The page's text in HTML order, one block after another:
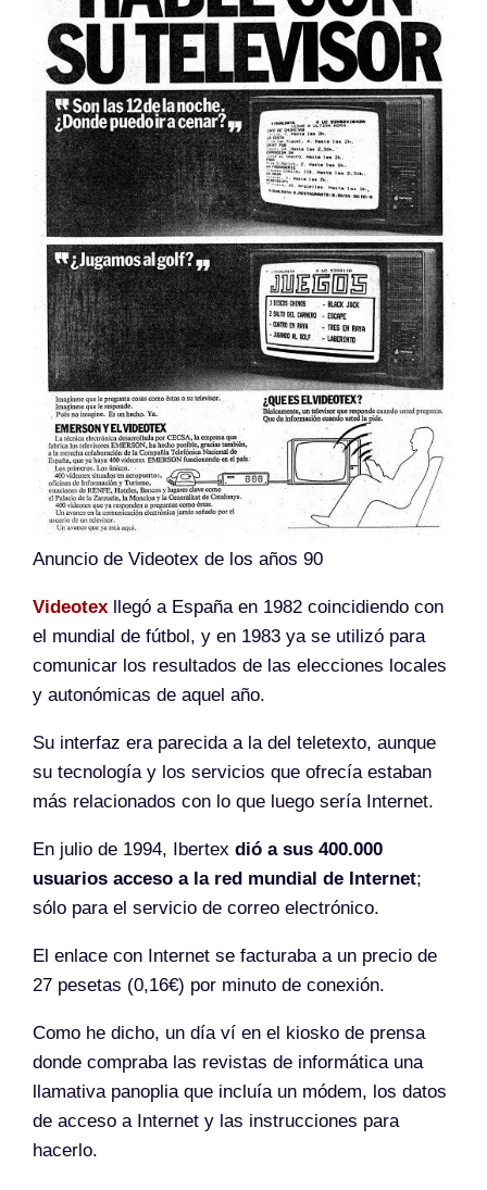
Anuncio de Videotex de los años 90
Videotex llegó a España en 1982 coincidiendo con
el mundial de fútbol, y en 1983 ya se utilizó para
comunicar los resultados de las elecciones locales
y autonómicas de aquel año.
Su interfaz era parecida a la del teletexto, aunque
su tecnología y los servicios que ofrecía estaban
más relacionados con lo que luego sería Internet.
En julio de 1994, Ibertex dió a sus 400.000
usuarios acceso a la red mundial de Internet;
sólo para el servicio de correo electrónico.
El enlace con Internet se facturaba a un precio de
27 pesetas (0,16€) por minuto de conexión.
Como he dicho, un día ví en el kiosko de prensa
donde compraba las revistas de informática una
llamativa panoplia que incluía un módem, los datos
de acceso a Internet y las instrucciones para
hacerlo.